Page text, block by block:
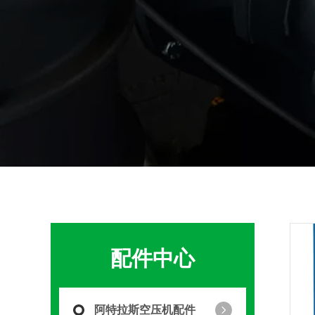
配件中心
阿特拉斯空压机配件